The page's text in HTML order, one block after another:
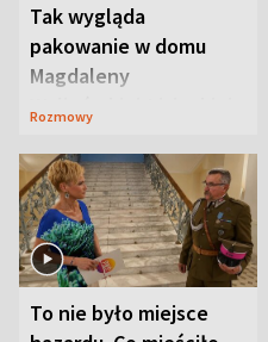
Tak wygląda
pakowanie w domu
Magdaleny
Waligórskiej-Lisieckiej.
Rozmowy
To nie było miejsce